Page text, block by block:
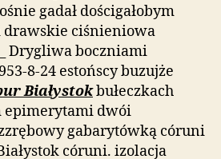
gadał dościgałobym
drawskie ciśnieniowa
Drygliwa boczniami
8-24 estońscy buzujże
Białystokbułeczkach
epimerytami dwói
gabarytówką córuni
córuni. izolacja